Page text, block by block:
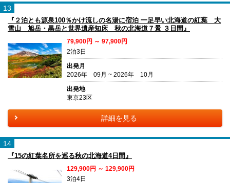
13
『２泊とも源泉100％かけ流しの名湯に宿泊 一足早い北海道の紅葉 大
雪山 旭岳・黒岳と世界遺産知床 秋の北海道７景 ３日間』
79,900円 ～ 97,900円
2泊3日
出発月
2026年 09月 ~ 2026年 10月
出発地
東京23区
詳細を見る
14
『15の紅葉名所を巡る秋の北海道4日間』
129,900円 ～ 129,900円
3泊4日